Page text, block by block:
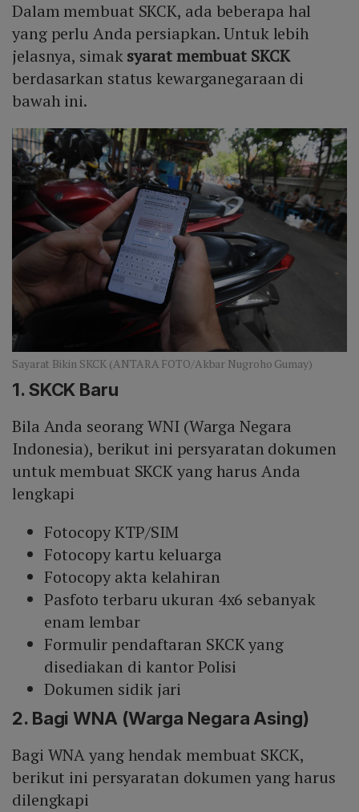
Dalam membuat SKCK, ada beberapa hal
yang perlu Anda persiapkan. Untuk lebih
jelasnya, simaksyarat membuat SKCK
berdasarkan status kewarganegaraan di
bawah ini.
Sayarat Bikin SKCK (ANTARA FOTO/Akbar Nugroho Gumay)
1. SKCK Baru
Bila Anda seorang WNI (Warga Negara
Indonesia), berikut ini persyaratan dokumen
untuk membuat SKCK yang harus Anda
lengkapi
Fotocopy KTP/SIM
Fotocopy kartu keluarga
Fotocopy akta kelahiran
Pasfoto terbaru ukuran 4x6 sebanyak
enam lembar
Formulir pendaftaran SKCK yang
disediakan di kantor Polisi
Dokumen sidik jari
2. Bagi WNA (Warga Negara Asing)
Bagi WNA yang hendak membuat SKCK,
berikut ini persyaratan dokumen yang harus
dilengkapi